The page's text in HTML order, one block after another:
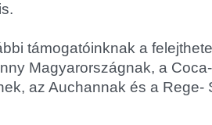
támogatóinknak a
Magyarországnak, a
az Auchannak és a Rege-